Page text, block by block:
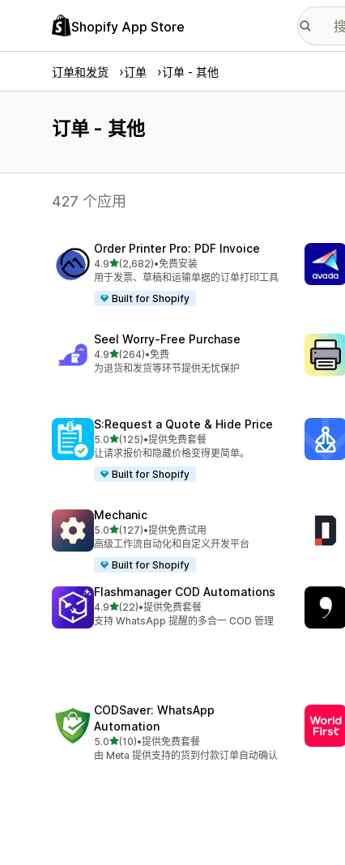
Shopify App Store
订单和发货 订单 订单 - 其他
订单 - 其他
427 个应用
Order Printer Pro: PDF Invoice
4.9星（满分 5 星）
(2,682)
总共 2682 条评论
•免费安装
用于发票、草稿和运输单据的订单打印工具
Built for Shopify
Seel Worry‑Free Purchase
4.9星（满分 5 星）
(264)
总共 264 条评论
•免费
为退货和发货等环节提供无忧保护
S:Request a Quote & Hide Price
5.0星（满分 5 星）
(125)
总共 125 条评论
•提供免费套餐
让请求报价和隐藏价格变得更简单。
Built for Shopify
Mechanic
5.0星（满分 5 星）
(127)
总共 127 条评论
•提供免费试用
高级工作流自动化和自定义开发平台
Built for Shopify
Flashmanager COD Automations
4.9星（满分 5 星）
(22)
总共 22 条评论
•提供免费套餐
支持 WhatsApp 提醒的多合一 COD 管理
CODSaver: WhatsApp
Automation
5.0星（满分 5 星）
(10)
总共 10 条评论
•提供免费套餐
由 Meta 提供支持的货到付款订单自动确认